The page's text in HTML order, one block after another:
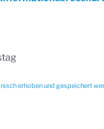
erhoben und gespeichert